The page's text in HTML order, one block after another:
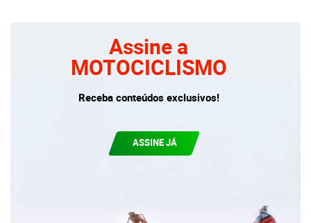
Assine a
MOTOCICLISMO
Receba conteúdos exclusivos!
ASSINE JÁ